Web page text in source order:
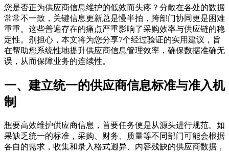
您是否正为供应商信息维护的低效而头疼？分散在各处的数据
常常不一致，关键信息更新总是慢半拍，跨部门协同更是困难
重重。这些普遍存在的痛点严重影响了采购效率与供应链的稳
定性。别担心，本文将为您分享7个经过验证的实用建议，旨
在帮助您系统性地提升供应商信息管理效率，确保数据准确无
误，从而保障业务的连续性。
一、建立统一的供应商信息标准与准入机
制
想要高效维护供应商信息，首要任务便是从源头进行规范。如
果缺乏统一的标准，采购、财务、质量等不同部门可能会根据
各自的需求，收集和录入格式迥异、内容残缺的供应商数据，